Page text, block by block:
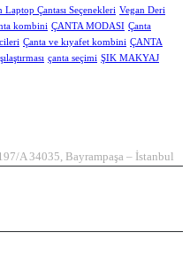
Çantası Seçenekleri Vegan Deri
kombini ÇANTA MODASI Çanta
Çanta ve kıyafet kombini ÇANTA
çanta seçimi ŞIK MAKYAJ
A 34035, Bayrampaşa – İstanbul